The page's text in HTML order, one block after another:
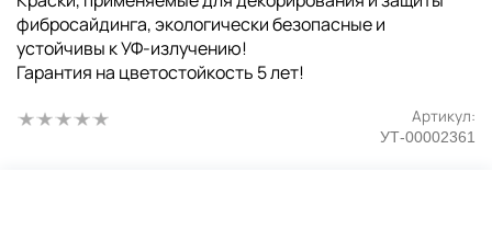
фибросайдинга, экологически безопасные и
устойчивы к УФ-излучению!
Гарантия на цветостойкость 5 лет!
Артикул:
УТ-00002361